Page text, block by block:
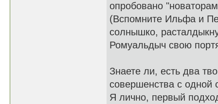
опробовано
(Вспомните Ильфа и
солнышко,
Ромуальдыч свою
Знаете ли, есть два
совершенства с одной
Я лично, первый